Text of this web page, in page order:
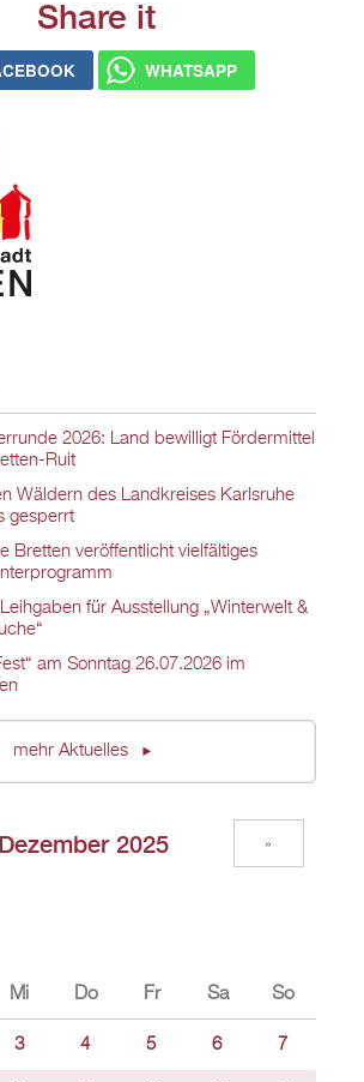
Share it
WHATSAPP
2026: Land bewilligt Fördermittel
Ruit
Wäldern des Landkreises Karlsruhe
gesperrt
Bretten veröffentlicht vielfältiges
für Ausstellung „Winterwelt &
am Sonntag 26.07.2026 im
mehr Aktuelles
Dezember 2025 »
Mi Do Fr Sa So
3 4 5 6 7